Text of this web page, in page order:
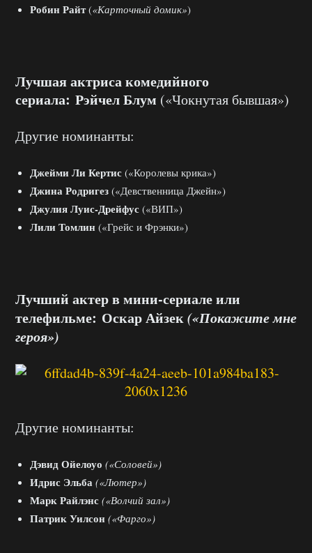
Робин Райт(«Карточный домик»)
Лучшая актриса комедийного
сериала: Рэйчел Блум («Чокнутая бывшая»)
Другие номинанты:
Джейми Ли Кертис («Королевы крика»)
Джина Родригез («Девственница Джейн»)
Джулия Луис-Дрейфус («ВИП»)
Лили Томлин («Грейс и Фрэнки»)
Лучший актер в мини-сериале или
телефильме: Оскар Айзек(«Покажите мне
героя»)
Другие номинанты:
Дэвид Ойелоуо («Соловей»)
Идрис Эльба («Лютер»)
Марк Райлэнс («Волчий зал»)
Патрик Уилсон («Фарго»)